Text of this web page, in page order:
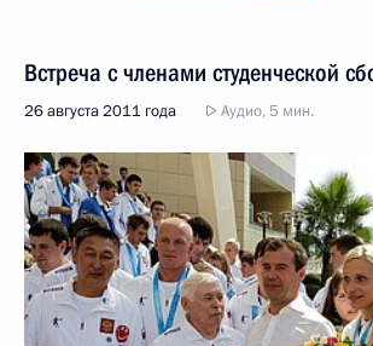
Встреча с членами студенческой
26 августа 2011 года Аудио, 5 мин.